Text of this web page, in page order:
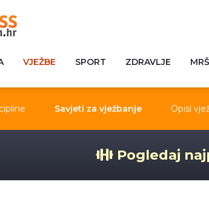
VJEŽBE SPORT ZDRAVLJE
Savjeti za vježbanje Opisi
Pogledaj